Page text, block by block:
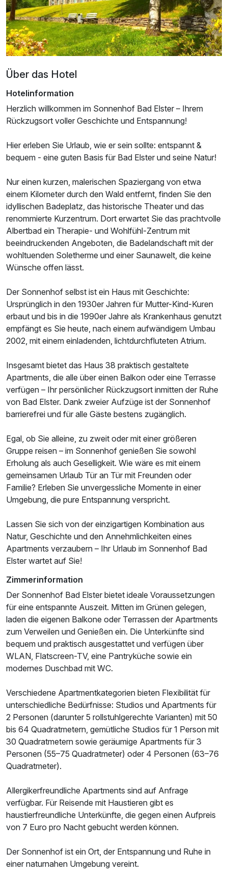
Ausstattung
Für 4 Tage p.P. ab204,11 €
Über das Hotel
Hotelinformation
Herzlich willkommen im Sonnenhof Bad Elster – Ihrem
Rückzugsort voller Geschichte und Entspannung!
Hier erleben Sie Urlaub, wie er sein sollte: entspannt &
bequem - eine guten Basis für Bad Elster und seine Natur!
Nur einen kurzen, malerischen Spaziergang von etwa
einem Kilometer durch den Wald entfernt, finden Sie den
idyllischen Badeplatz, das historische Theater und das
renommierte Kurzentrum. Dort erwartet Sie das prachtvolle
Albertbad ein Therapie- und Wohlfühl-Zentrum mit
beeindruckenden Angeboten, die Badelandschaft mit der
wohltuenden Soletherme und einer Saunawelt, die keine
Wünsche offen lässt.
Der Sonnenhof selbst ist ein Haus mit Geschichte:
Ursprünglich in den 1930er Jahren für Mutter-Kind-Kuren
erbaut und bis in die 1990er Jahre als Krankenhaus genutzt
empfängt es Sie heute, nach einem aufwändigem Umbau
2002, mit einem einladenden, lichtdurchfluteten Atrium.
Insgesamt bietet das Haus 38 praktisch gestaltete
Apartments, die alle über einen Balkon oder eine Terrasse
verfügen – Ihr persönlicher Rückzugsort inmitten der Ruhe
von Bad Elster. Dank zweier Aufzüge ist der Sonnenhof
barrierefrei und für alle Gäste bestens zugänglich.
Egal, ob Sie alleine, zu zweit oder mit einer größeren
Gruppe reisen – im Sonnenhof genießen Sie sowohl
Erholung als auch Geselligkeit. Wie wäre es mit einem
gemeinsamen Urlaub Tür an Tür mit Freunden oder
Familie? Erleben Sie unvergessliche Momente in einer
Umgebung, die pure Entspannung verspricht.
Lassen Sie sich von der einzigartigen Kombination aus
Natur, Geschichte und den Annehmlichkeiten eines
Apartments verzaubern – Ihr Urlaub im Sonnenhof Bad
Elster wartet auf Sie!
Zimmerinformation
Der Sonnenhof Bad Elster bietet ideale Voraussetzungen
für eine entspannte Auszeit. Mitten im Grünen gelegen,
laden die eigenen Balkone oder Terrassen der Apartments
zum Verweilen und Genießen ein. Die Unterkünfte sind
bequem und praktisch ausgestattet und verfügen über
WLAN, Flatscreen-TV, eine Pantryküche sowie ein
modernes Duschbad mit WC.
Verschiedene Apartmentkategorien bieten Flexibilität für
unterschiedliche Bedürfnisse: Studios und Apartments für
2 Personen (darunter 5 rollstuhlgerechte Varianten) mit 50
bis 64 Quadratmetern, gemütliche Studios für 1 Person mit
30 Quadratmetern sowie geräumige Apartments für 3
Personen (55–75 Quadratmeter) oder 4 Personen (63–76
Quadratmeter).
Allergikerfreundliche Apartments sind auf Anfrage
verfügbar. Für Reisende mit Haustieren gibt es
haustierfreundliche Unterkünfte, die gegen einen Aufpreis
von 7 Euro pro Nacht gebucht werden können.
Der Sonnenhof ist ein Ort, der Entspannung und Ruhe in
einer naturnahen Umgebung vereint.